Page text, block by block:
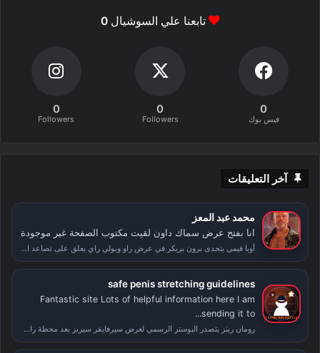
تابعنا علي السوشيال0
0
فيس بوك
0
Followers
0
Followers
آخر التعليقات
محمد عبد المعز
انا بفتح عرض سماك داون لقيت مكتوب الصفحة غير موجودة
أوبا فيمي يتحدى برون بريكر في عرض راو وبولي راي يعلق على تصاعد الأحداث بعد سمر سلام
safe penis stretching guidelines
Fantastic site Lots of helpful information here I am
sending it to...
رومان رينز يتصدر البوستر الرسمي لعرض سيرفايفر سيريز بعد محطة راسلمينيا